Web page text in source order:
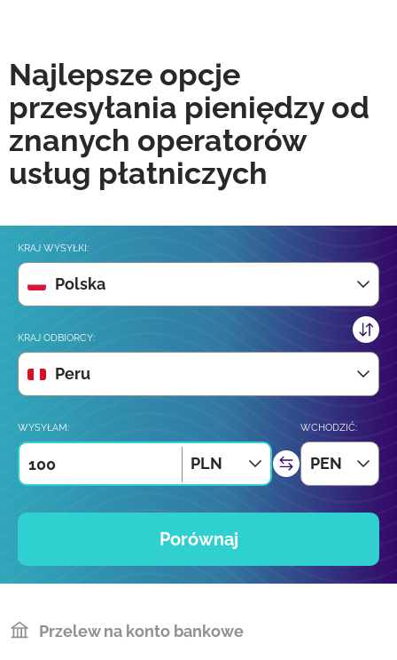
Najlepsze opcje
przesyłania pieniędzy od
znanych operatorów
usług płatniczych
KRAJ WYSYŁKI:
Polska
KRAJ ODBIORCY:
Peru
WYSYŁAM:
PLN
WCHODZIĆ:
PEN
Porównaj
Przelew na konto bankowe